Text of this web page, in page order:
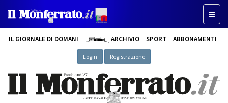
IL GIORNALE DI DOMANI ARCHIVIO SPORT ABBONAMENTI
Login Registrazione